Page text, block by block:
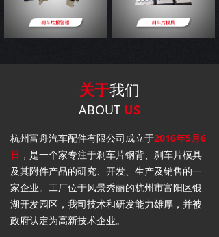
关于我们
ABOUT US
杭州富舟汽车配件有限公司成立于2016年5月6
日 ，是一个家专注于刹车片钢背、刹车片模具
及其附件产品的研究、开发、生产及销售的一
家企业。工厂位于风景秀丽的杭州市富阳区银
湖开发园区，我司技术和研发能力雄厚，并被
政府认定为高新技术企业。